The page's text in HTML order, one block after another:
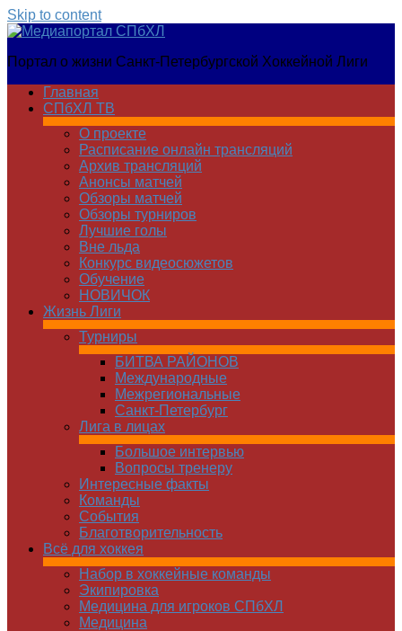
Skip to content
Медиапортал
Портал о жизни Санкт-Петербургской Хоккейной Лиги
Главная
СПбХЛ ТВ
О проекте
Расписание онлайн трансляций
Архив трансляций
Анонсы матчей
Обзоры матчей
Обзоры турниров
Лучшие голы
Вне льда
Конкурс видеосюжетов
Обучение
НОВИЧОК
Жизнь Лиги
Турниры
БИТВА РАЙОНОВ
Международные
Межрегиональные
Санкт-Петербург
Лига в лицах
Большое интервью
Вопросы тренеру
Интересные факты
Команды
Cобытия
Благотворительность
Всё для хоккея
Набор в хоккейные команды
Экипировка
Медицина для игроков СПбХЛ
Медицина